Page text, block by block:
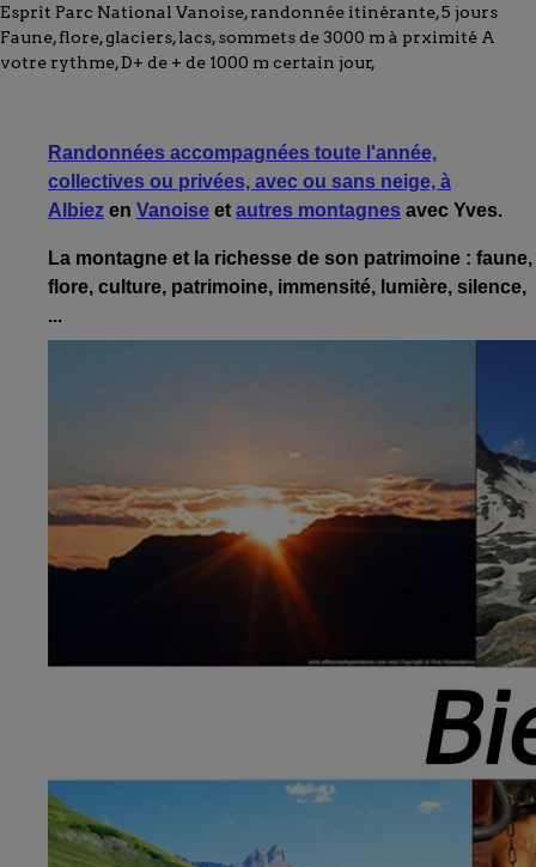
Esprit Parc National Vanoise, randonnée itinérante, 5 jours
Faune, flore, glaciers, lacs, sommets de 3000 m à prximité A
votre rythme, D+ de + de 1000 m certain jour,
Randonnées accompagnées toute l'année,
collectives ou privées, avec ou sans neige, à
Albiez en Vanoise et autres montagnes avec Yves.
La montagne et la richesse de son patrimoine : faune,
flore, culture, patrimoine, immensité, lumière, silence,
...